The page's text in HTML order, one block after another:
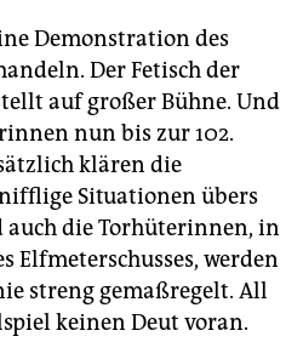
Demonstration des
Der Fetisch der
auf großer Bühne. Und
nun bis zur 102.
klären die
Situationen übers
die Torhüterinnen, in
Elfmeterschusses, werden
streng gemaßregelt. All
keinen Deut voran.